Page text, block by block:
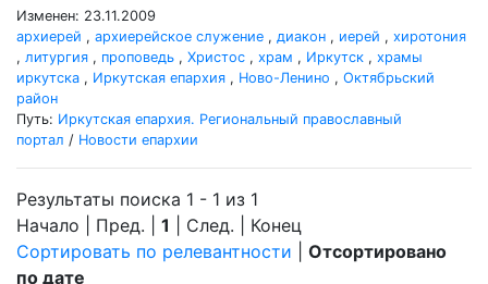
Изменен: 23.11.2009
архиерей , архиерейское служение , диакон , иерей , хиротония
, литургия , проповедь , Христос , храм , Иркутск , храмы
иркутска , Иркутская епархия , Ново-Ленино , Октябрьский
район
Путь: Иркутская епархия. Региональный православный
портал / Новости епархии
Результаты поиска 1 - 1 из 1
Начало | Пред. | 1 | След. | Конец
Сортировать по релевантности
Отсортировано
по дате